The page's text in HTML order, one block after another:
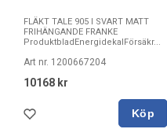
FLÄKT TALE 905 I SVART MATT
FRIHÄNGANDE FRANKE
ProduktbladEnergidekalFörsäkr...
Art nr. 1200667204
10168 kr
Köp